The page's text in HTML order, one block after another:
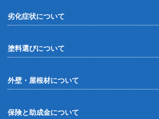
劣化症状について
塗料選びについて
外壁・屋根材について
保険と助成金について